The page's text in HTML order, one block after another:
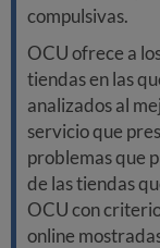
compulsivas.
OCU ofrece a
tiendas en las
analizados al
servicio que
problemas que
de las tiendas
OCU con
online